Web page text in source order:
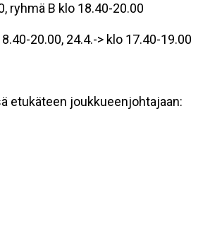
ryhmä B klo 18.40-20.00
20.00, 24.4.-> klo 17.40-19.00
etukäteen joukkueenjohtajaan: